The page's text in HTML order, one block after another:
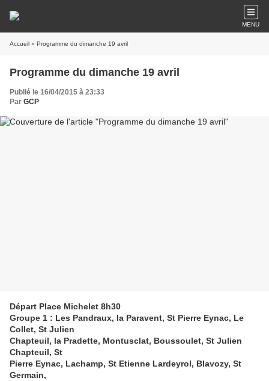
MENU
Accueil » Programme du dimanche 19 avril
Programme du dimanche 19 avril
Publié le 16/04/2015 à 23:33
Par GCP
Départ Place Michelet 8h30
Groupe 1 : Les Pandraux, la Paravent, St Pierre Eynac, Le
Collet, St Julien
Chapteuil, la Pradette, Montusclat, Boussoulet, St Julien
Chapteuil, St
Pierre Eynac, Lachamp, St Etienne Lardeyrol, Blavozy, St
Germain,